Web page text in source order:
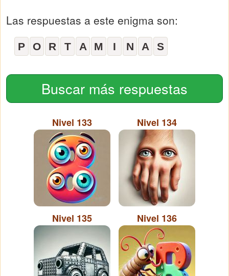
Las respuestas a este enigma son:
P O R T A M I N A S
Buscar más respuestas
Nivel 133 Nivel 134
Nivel 135 Nivel 136